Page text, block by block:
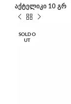
აქტელიკი 10 გრ
SOLD O
UT